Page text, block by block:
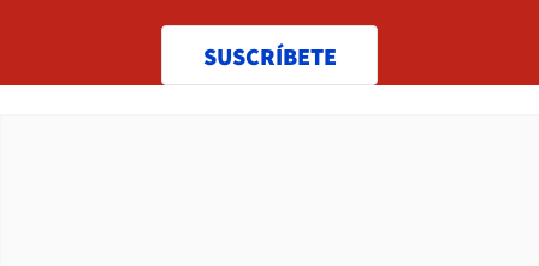
SUSCRÍBETE